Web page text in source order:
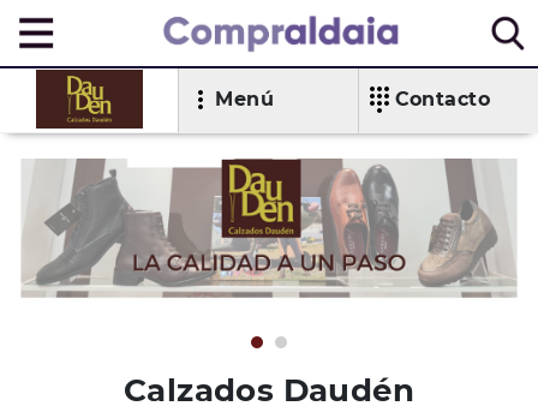
Menú Contacto
Calzados Daudén